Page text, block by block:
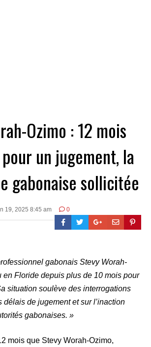
Ozimo : 12 mois
un jugement, la
gabonaise sollicitée
19, 2025 8:45 am 0
gabonais Stevy Worah-
en Floride depuis plus de 10 mois pour
situation soulève des interrogations
délais de jugement et sur l’inaction
gabonaises. »
mois que Stevy Worah-Ozimo,